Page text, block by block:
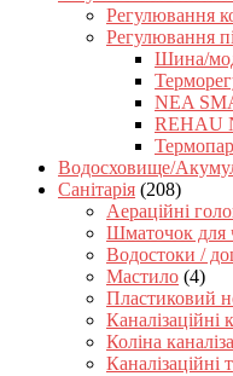
Регулювання
Регулювання
Шина/
NEA
REHAU
Водосховище/
Санітарія (208)
Аераційні
Шматочок для
Водостоки /
Мастило (4)
Пластиковий
Каналізаційні
Коліна
Каналізаційні